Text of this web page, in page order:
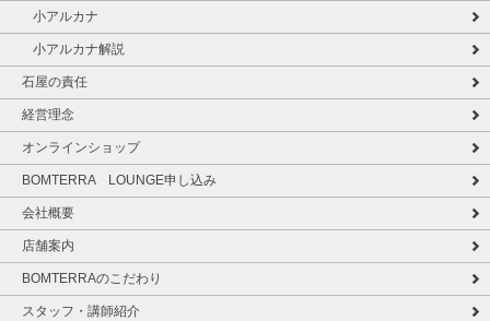
小アルカナ
小アルカナ解説
石屋の責任
経営理念
オンラインショップ
BOMTERRA LOUNGE申し込み
会社概要
店舗案内
BOMTERRAのこだわり
スタッフ・講師紹介